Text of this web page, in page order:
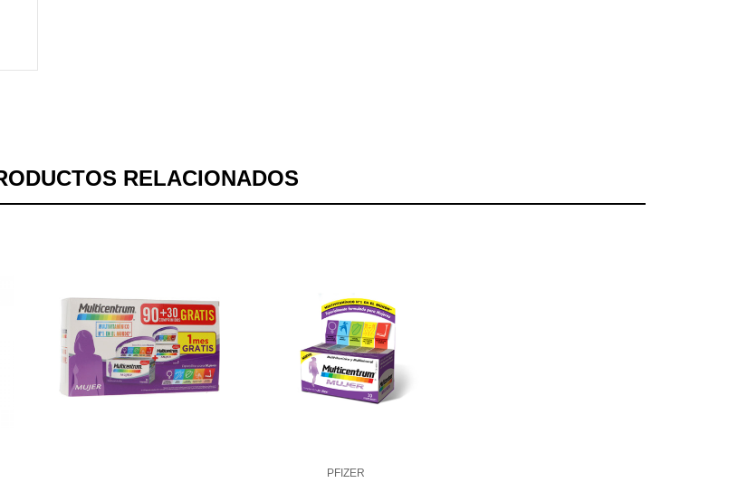
RELACIONADOS
PFIZER